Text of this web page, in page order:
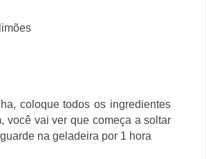
coloque todos os ingredientes
você vai ver que começa a soltar
na geladeira por 1 hora